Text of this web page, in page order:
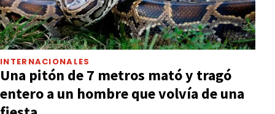
INTERNACIONALES
Una pitón de 7 metros mató y tragó
entero a un hombre que volvía de una